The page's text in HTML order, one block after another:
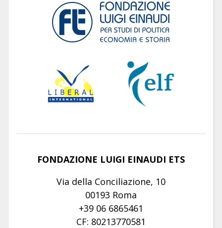
FONDAZIONE LUIGI EINAUDI ETS
Via della Conciliazione, 10
00193 Roma
+39 06 6865461
CF: 80213770581